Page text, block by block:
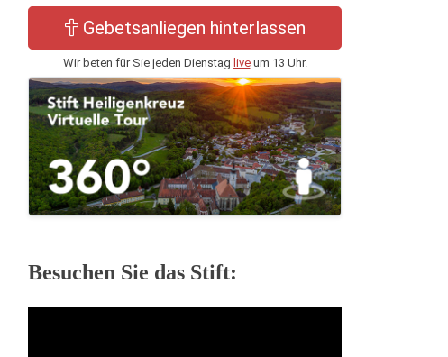
Gebetsanliegen hinterlassen
Wir beten für Sie jeden Dienstag liveum 13 Uhr.
Besuchen Sie das Stift: